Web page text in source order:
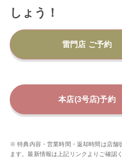
しょう！
雷門店 ご予約
本店(3号店)予約
※ 特典内容・営業時間・返却時間は店舗
ます。最新情報は上記リンクよりご確認く